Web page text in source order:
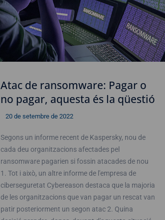
Atac de ransomware: Pagar o
no pagar, aquesta és la qüestió
20 de setembre de 2022
Segons un informe recent de Kaspersky, nou de
cada deu organitzacions afectades pel
ransomware pagarien si fossin atacades de nou
1. Tot i això, un altre informe de l'empresa de
ciberseguretat Cybereason destaca que la majoria
de les organitzacions que van pagar un rescat van
patir posteriorment un segon atac 2. Quina